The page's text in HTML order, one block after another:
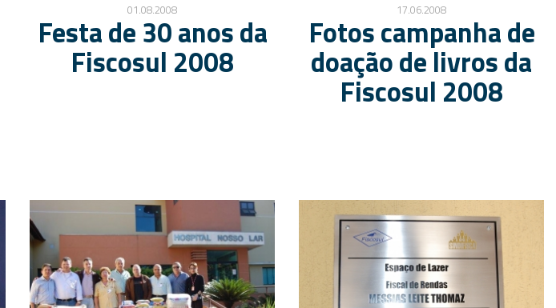
01.08.2008
Festa de 30 anos da
Fiscosul 2008
17.06.2008
Fotos campanha de
doação de livros da
Fiscosul 2008